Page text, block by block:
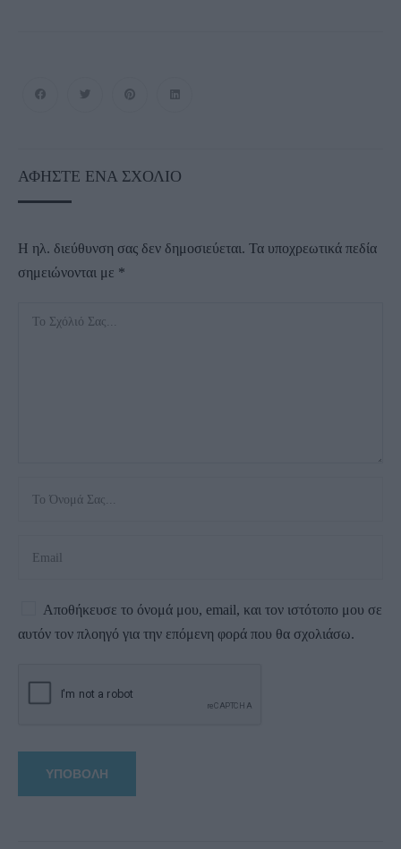
ΑΦΉΣΤΕ ΈΝΑ ΣΧΌΛΙΟ
Η ηλ. διεύθυνση σας δεν δημοσιεύεται. Τα υποχρεωτικά πεδία
σημειώνονται με *
Αποθήκευσε το όνομά μου, email, και τον ιστότοπο μου σε
αυτόν τον πλοηγό για την επόμενη φορά που θα σχολιάσω.